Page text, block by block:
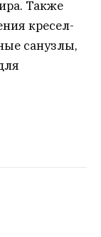
Также
кресел-
санузлы,